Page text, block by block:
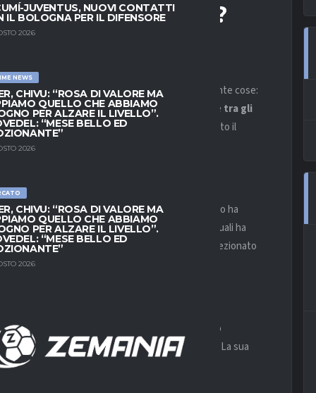
JUVENTUS, NUOVI CONTATTI
IL BOLOGNA PER IL DIFENSORE
2026
NEWS
CHIVU: “ROSA DI VALORE MA
QUELLO CHE ABBIAMO
PER ALZARE IL LIVELLO”.
“MESE BELLO ED
2026
CHIVU: “ROSA DI VALORE MA
QUELLO CHE ABBIAMO
PER ALZARE IL LIVELLO”.
“MESE BELLO ED
2026
C’È DI VERO?
della Juventus stanno cambiando tante cose:
bianconeri sono quindi alla ricerca di un regista e tra gli
sul possibile ritorno?Calciomercato.com
ha fatto il
dopo l’avventura al Besiktas
il bosniaco ha
FCdove si è distinto con 63 presenze nelle quali ha
invece è stataal CSKA Mosca
dove ha collezionato
alla Juventus?
Al momento sembrano solo
sta pensando alla chiamata per il bosniaco.
La sua
nulla si può dare per scontato.